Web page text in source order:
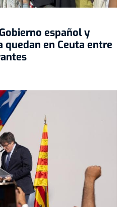
español y
quedan en Ceuta entre